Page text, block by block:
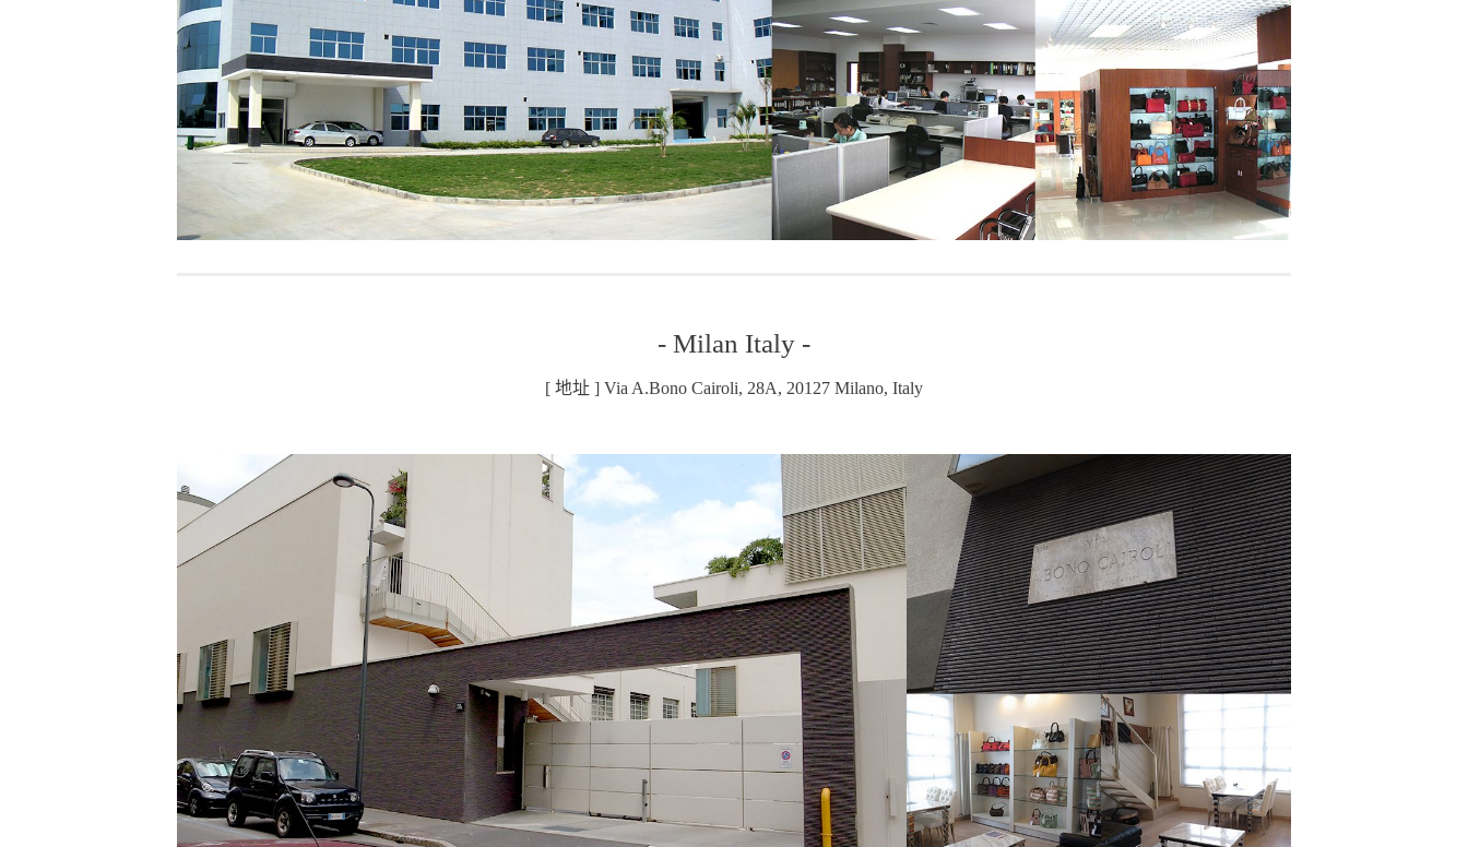
- Milan Italy -
[ 地址 ] Via A.Bono Cairoli, 28A, 20127 Milano, Italy